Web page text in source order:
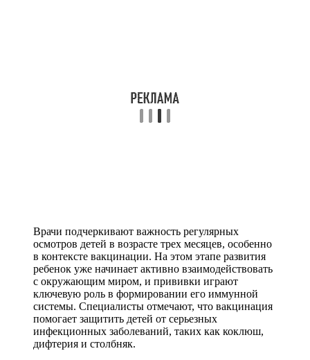
Врачи подчеркивают важность регулярных
осмотров детей в возрасте трех месяцев, особенно
в контексте вакцинации. На этом этапе развития
ребенок уже начинает активно взаимодействовать
с окружающим миром, и прививки играют
ключевую роль в формировании его иммунной
системы. Специалисты отмечают, что вакцинация
помогает защитить детей от серьезных
инфекционных заболеваний, таких как коклюш,
дифтерия и столбняк.